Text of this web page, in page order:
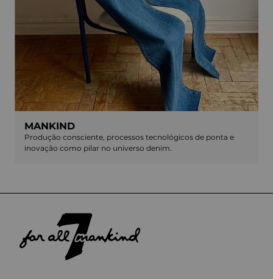
MANKIND
Produção consciente, processos tecnológicos de ponta e
inovação como pilar no universo denim.